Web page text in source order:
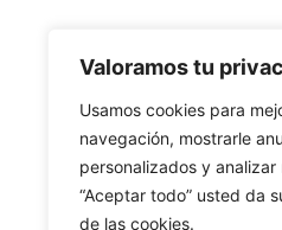
Valoramos tu
Usamos cookies para
navegación, mostrarle
personalizados y
“Aceptar todo” usted da
de las cookies.